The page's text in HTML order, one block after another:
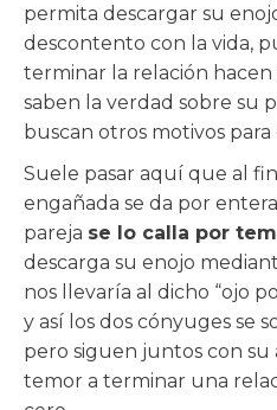
permita descargar su
descontento con la vida,
terminar la relación
saben la verdad sobre su
buscan otros motivos
Suele pasar aquí que al
engañada se da por
pareja se lo calla por
descarga su enojo
nos llevaría al dicho “ojo
y así los dos cónyuges se
pero siguen juntos con su
temor a terminar una